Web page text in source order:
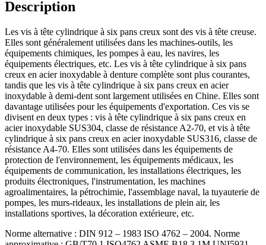
Description
Les vis à tête cylindrique à six pans creux sont des vis à tête creuse.
Elles sont généralement utilisées dans les machines-outils, les
équipements chimiques, les pompes à eau, les navires, les
équipements électriques, etc. Les vis à tête cylindrique à six pans
creux en acier inoxydable à denture complète sont plus courantes,
tandis que les vis à tête cylindrique à six pans creux en acier
inoxydable à demi-dent sont largement utilisées en Chine. Elles sont
davantage utilisées pour les équipements d'exportation. Ces vis se
divisent en deux types : vis à tête cylindrique à six pans creux en
acier inoxydable SUS304, classe de résistance A2-70, et vis à tête
cylindrique à six pans creux en acier inoxydable SUS316, classe de
résistance A4-70. Elles sont utilisées dans les équipements de
protection de l'environnement, les équipements médicaux, les
équipements de communication, les installations électriques, les
produits électroniques, l'instrumentation, les machines
agroalimentaires, la pétrochimie, l'assemblage naval, la tuyauterie de
pompes, les murs-rideaux, les installations de plein air, les
installations sportives, la décoration extérieure, etc.
Norme alternative : DIN 912 – 1983 ISO 4762 – 2004. Norme